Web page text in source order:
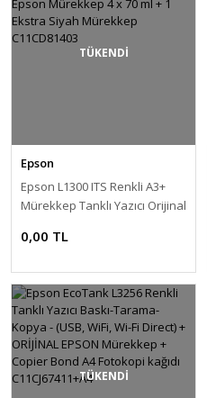
TÜKENDİ
Epson
Epson L1300 ITS Renkli A3+
Mürekkep Tanklı Yazıcı Orijinal
Ekstra Siyah Mürekkep
0,00 TL
TÜKENDİ